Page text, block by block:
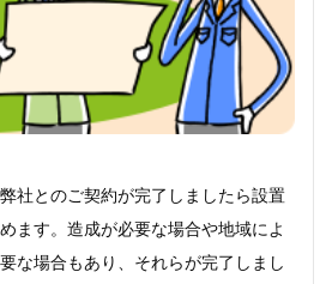
社とのご契約が完了しましたら設置
ます。造成が必要な場合や地域によ
な場合もあり、それらが完了しまし